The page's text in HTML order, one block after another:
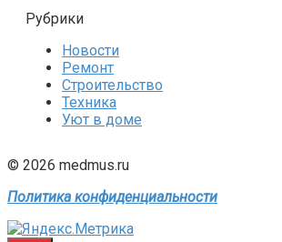
Рубрики
Новости
Ремонт
Строительство
Техника
Уют в доме
© 2026 medmus.ru
Политика конфиденциальности